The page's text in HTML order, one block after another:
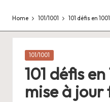
.
f
r
Home 101/1001 101 défis en
Posted
101/1001
101 défis
mise à jour